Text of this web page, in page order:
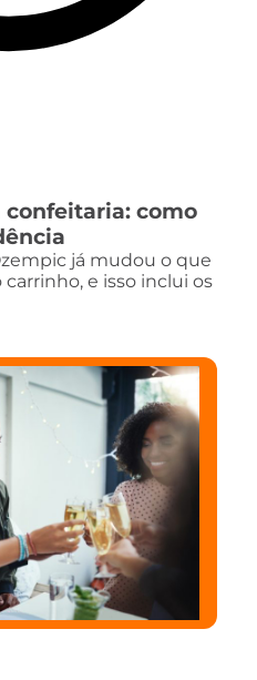
confeitaria: como
já mudou o que
e isso inclui os